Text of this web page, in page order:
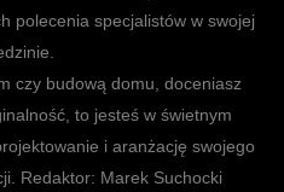
polecenia specjalistów w swojej
czy budową domu, doceniasz
to jesteś w świetnym
i aranżację swojego
Redaktor: Marek Suchocki